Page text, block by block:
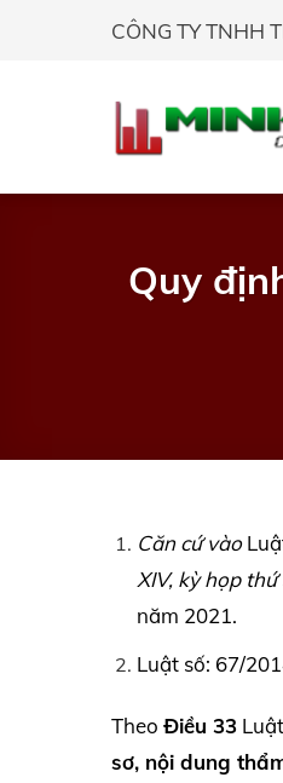
CÔNG TY TNHH
Quy
Căn cứ vào
XIV, kỳ họp
năm 2021.
Luật số: 67/
Theo Điều 33
sơ, nội dung